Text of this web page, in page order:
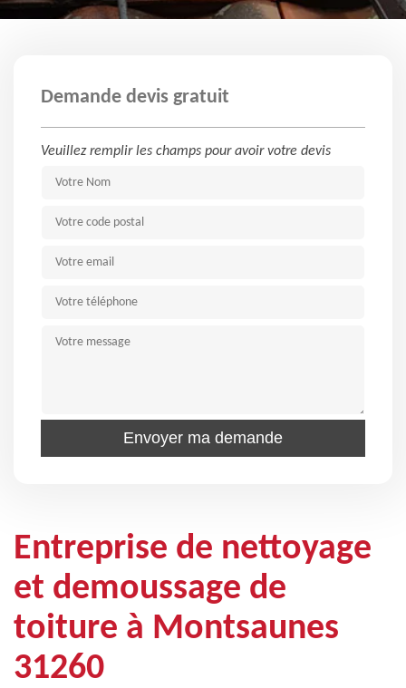
Demande devis gratuit
Veuillez remplir les champs pour avoir votre devis
Entreprise de nettoyage
et demoussage de
toiture à Montsaunes
31260